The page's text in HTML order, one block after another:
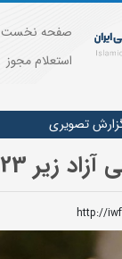
صفحه نخست
استعلام مجوز
تصويري
(گزارش تصویری)
http://